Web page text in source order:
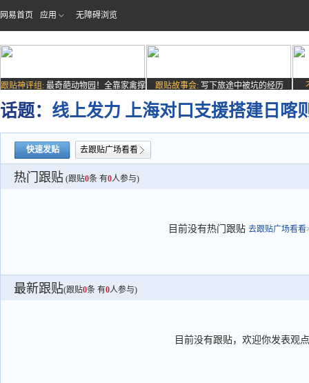
网易首页 应用 无障碍浏览
跟贴神评组: 最奇葩动物园！全靠家禽撑
场子
跟贴故事会: 写下旅途中被坑的经历
话题： 线上发力 上海对口支援搭建日喀
快速发贴 去跟贴广场看看
热门跟贴 (跟贴0条 有0人参与)
目前没有热门跟贴 去跟贴广场看看
最新跟贴(跟贴0条 有0人参与)
目前没有跟贴，欢迎你发表观点